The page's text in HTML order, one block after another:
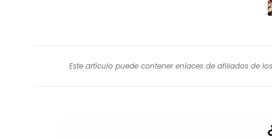
Este artículo puede contener enlaces de afiliados de